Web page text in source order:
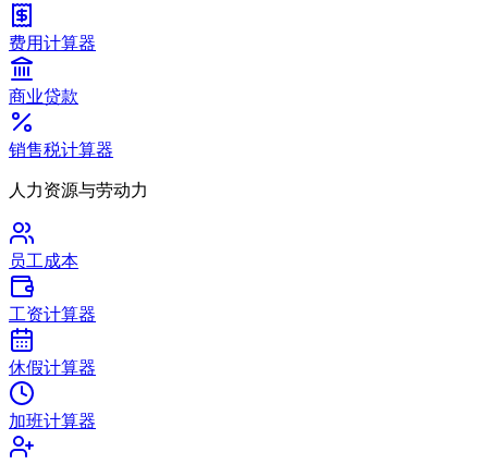
费用计算器
商业贷款
销售税计算器
人力资源与劳动力
员工成本
工资计算器
休假计算器
加班计算器